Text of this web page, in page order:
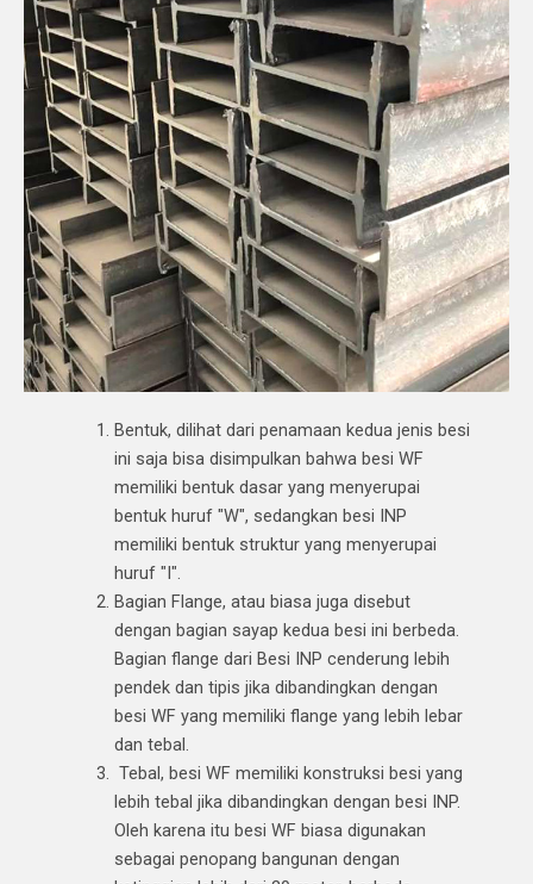
Bentuk, dilihat dari penamaan kedua jenis besi
ini saja bisa disimpulkan bahwa besi WF
memiliki bentuk dasar yang menyerupai
bentuk huruf "W", sedangkan besi INP
memiliki bentuk struktur yang menyerupai
huruf "I".
Bagian Flange, atau biasa juga disebut
dengan bagian sayap kedua besi ini berbeda.
Bagian flange dari Besi INP cenderung lebih
pendek dan tipis jika dibandingkan dengan
besi WF yang memiliki flange yang lebih lebar
dan tebal.
Tebal, besi WF memiliki konstruksi besi yang
lebih tebal jika dibandingkan dengan besi INP.
Oleh karena itu besi WF biasa digunakan
sebagai penopang bangunan dengan